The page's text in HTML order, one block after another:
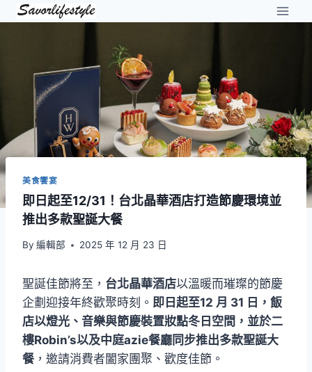
Skip
美食饗宴
即日起至12/31！台北晶華酒店打造節慶環境並
推出多款聖誕大餐
By 編輯部 2025 年 12 月 23 日
聖誕佳節將至， 台北晶華酒店以溫暖而璀璨的節慶
企劃迎接年終歡聚時刻。 即日起至12 月 31 日，飯
店以燈光、音樂與節慶裝置妝點冬日空間，並於二
樓Robin’s以及中庭azie餐廳同步推出多款聖誕大
餐，邀請消費者闔家團聚、歡度佳節。